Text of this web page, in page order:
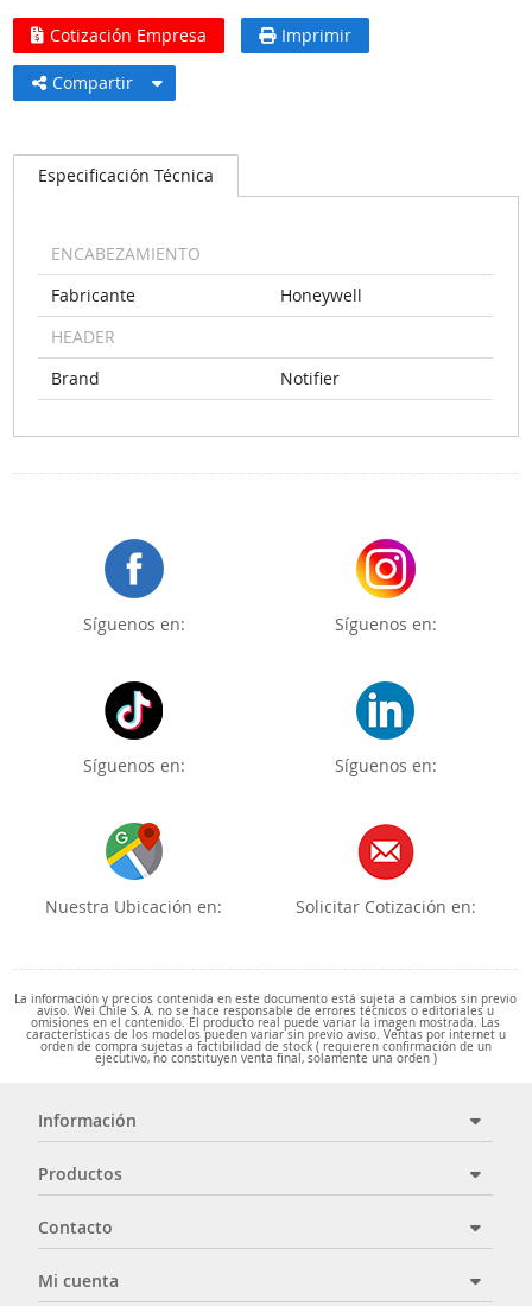
Cotización Empresa Imprimir
Compartir
Especificación Técnica
ENCABEZAMIENTO
Fabricante
Honeywell
HEADER
Brand
Notifier
Síguenos en: Síguenos en:
Síguenos en: Síguenos en:
Nuestra Ubicación en: Solicitar Cotización en:
La información y precios contenida en este documento está sujeta a cambios sin previo
aviso. Wei Chile S. A. no se hace responsable de errores técnicos o editoriales u
omisiones en el contenido. El producto real puede variar la imagen mostrada. Las
características de los modelos pueden variar sin previo aviso. Ventas por internet u
orden de compra sujetas a factibilidad de stock ( requieren confirmación de un
ejecutivo, no constituyen venta final, solamente una orden )
Información
Productos
Contacto
Mi cuenta